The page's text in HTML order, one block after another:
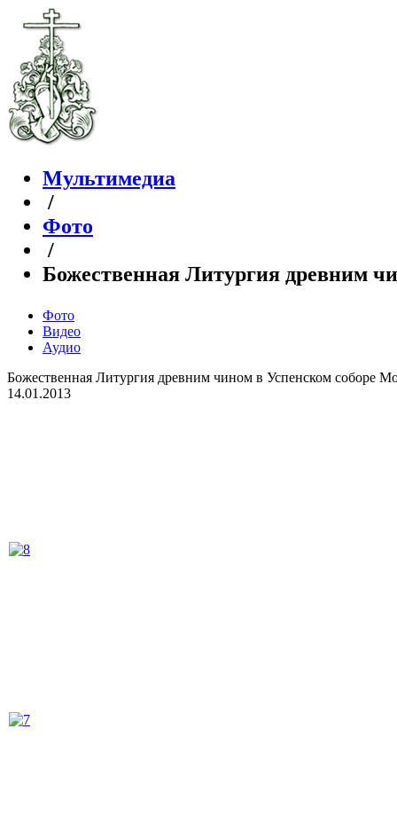
Мультимедиа
/
Фото
/
Божественная Литургия древним
Фото
Видео
Аудио
Божественная Литургия древним чином в Успенском соборе
14.01.2013